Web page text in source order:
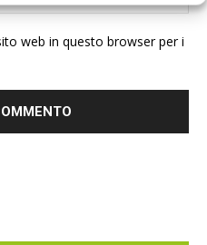
web in questo browser per i